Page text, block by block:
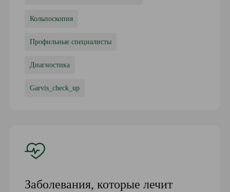
Кольпоскопия
Профильные специалисты
Диагностика
Garvis_check_up
Заболевания, которые лечит